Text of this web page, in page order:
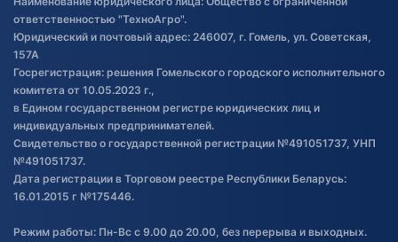
Обработка файлов cookie
Постановка транспорта на учет
Обновления в ЭПТС 2024
ответственностью "ТехноАгро".
Юридический и почтовый адрес: 246007, г. Гомель, ул. Советская,
157А
Госрегистрация: решения Гомельского городского исполнительного
комитета от 10.05.2023 г.,
в Едином государственном регистре юридических лиц и
индивидуальных предпринимателей.
Свидетельство о государственной регистрации №491051737, УНП
№491051737.
Дата регистрации в Торговом реестре Республики Беларусь:
16.01.2015 г №175446.
Режим работы: Пн-Вс с 9.00 до 20.00, без перерыва и выходных.